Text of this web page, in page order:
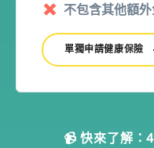
不包含其他額外
單獨申請健康保險
📹 快來了解：